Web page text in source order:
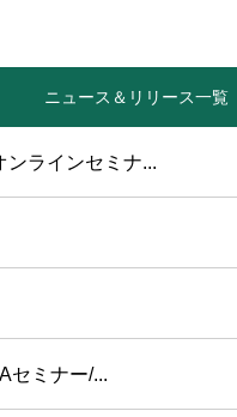
ニュース＆リリース一覧
ラインセミナ...
セミナー/...